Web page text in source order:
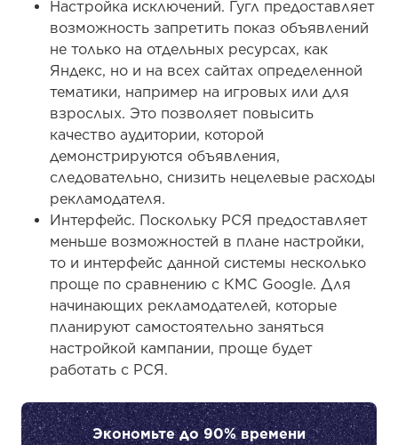
Настройка исключений. Гугл предоставляет
возможность запретить показ объявлений
не только на отдельных ресурсах, как
Яндекс, но и на всех сайтах определенной
тематики, например на игровых или для
взрослых. Это позволяет повысить
качество аудитории, которой
демонстрируются объявления,
следовательно, снизить нецелевые расходы
рекламодателя.
Интерфейс. Поскольку РСЯ предоставляет
меньше возможностей в плане настройки,
то и интерфейс данной системы несколько
проще по сравнению с КМС Google. Для
начинающих рекламодателей, которые
планируют самостоятельно заняться
настройкой кампании, проще будет
работать с РСЯ.
Экономьте до 90% времени